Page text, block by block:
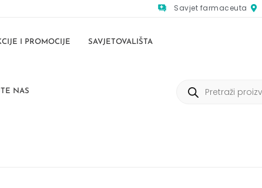
Savjet farmaceuta
I PROMOCIJE SAVJETOVALIŠTA
NAS